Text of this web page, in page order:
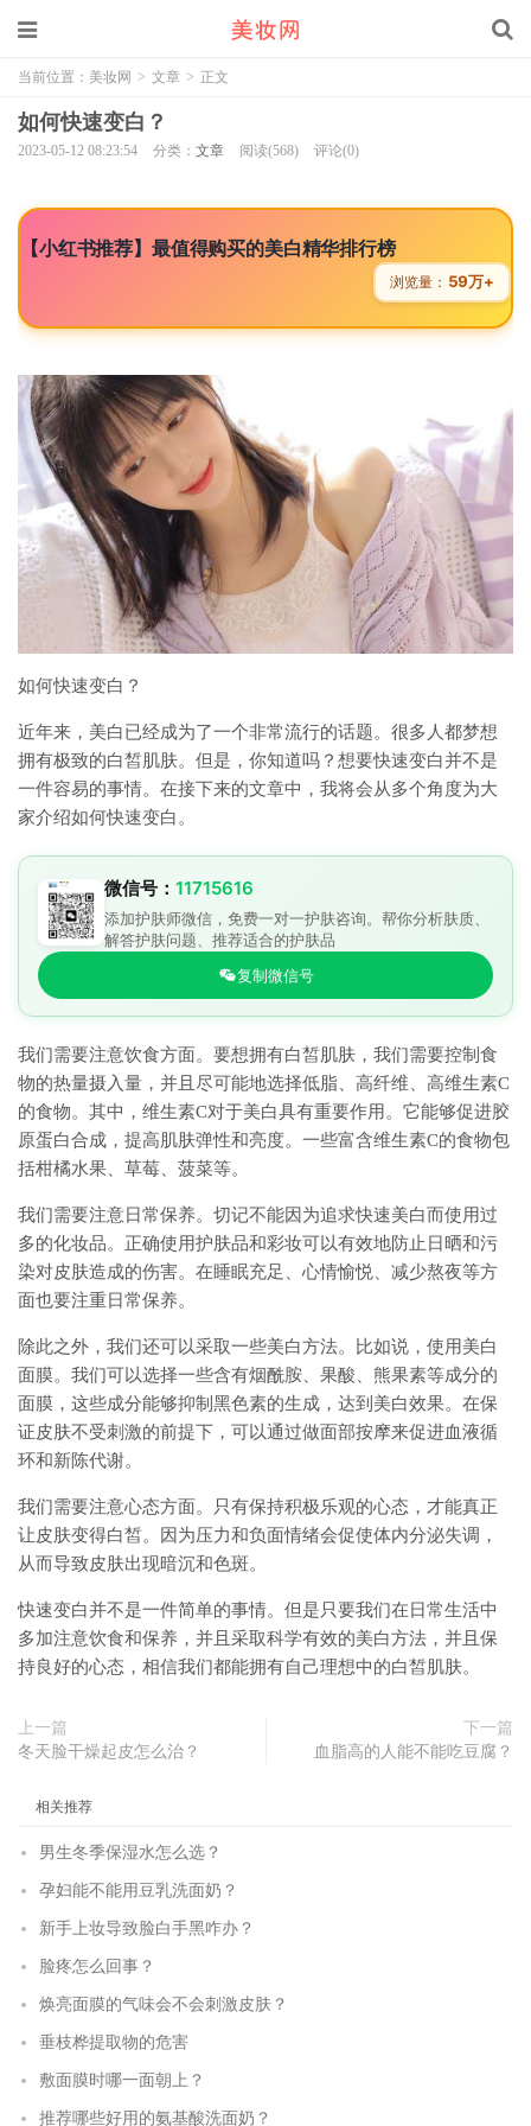
当前位置： 美妆网 > 文章 > 正文
如何快速变白？
2023-05-12 08:23:54 分类： 文章 阅读(568) 评论(0)
【小红书推荐】最值得购买的美白精华排行榜
浏览量： 59万+
如何快速变白？
近年来，美白已经成为了一个非常流行的话题。很多人都梦想
拥有极致的白皙肌肤。但是，你知道吗？想要快速变白并不是
一件容易的事情。在接下来的文章中，我将会从多个角度为大
家介绍如何快速变白。
微信号： 11715616
添加护肤师微信，免费一对一护肤咨询。帮你分析肤质、
解答护肤问题、推荐适合的护肤品
复制微信号
我们需要注意饮食方面。要想拥有白皙肌肤，我们需要控制食
物的热量摄入量，并且尽可能地选择低脂、高纤维、高维生素C
的食物。其中，维生素C对于美白具有重要作用。它能够促进胶
原蛋白合成，提高肌肤弹性和亮度。一些富含维生素C的食物包
括柑橘水果、草莓、菠菜等。
我们需要注意日常保养。切记不能因为追求快速美白而使用过
多的化妆品。正确使用护肤品和彩妆可以有效地防止日晒和污
染对皮肤造成的伤害。在睡眠充足、心情愉悦、减少熬夜等方
面也要注重日常保养。
除此之外，我们还可以采取一些美白方法。比如说，使用美白
面膜。我们可以选择一些含有烟酰胺、果酸、熊果素等成分的
面膜，这些成分能够抑制黑色素的生成，达到美白效果。在保
证皮肤不受刺激的前提下，可以通过做面部按摩来促进血液循
环和新陈代谢。
我们需要注意心态方面。只有保持积极乐观的心态，才能真正
让皮肤变得白皙。因为压力和负面情绪会促使体内分泌失调，
从而导致皮肤出现暗沉和色斑。
快速变白并不是一件简单的事情。但是只要我们在日常生活中
多加注意饮食和保养，并且采取科学有效的美白方法，并且保
持良好的心态，相信我们都能拥有自己理想中的白皙肌肤。
上一篇
冬天脸干燥起皮怎么治？
下一篇
血脂高的人能不能吃豆腐？
相关推荐
男生冬季保湿水怎么选？
孕妇能不能用豆乳洗面奶？
新手上妆导致脸白手黑咋办？
脸疼怎么回事？
焕亮面膜的气味会不会刺激皮肤？
垂枝桦提取物的危害
敷面膜时哪一面朝上？
推荐哪些好用的氨基酸洗面奶？